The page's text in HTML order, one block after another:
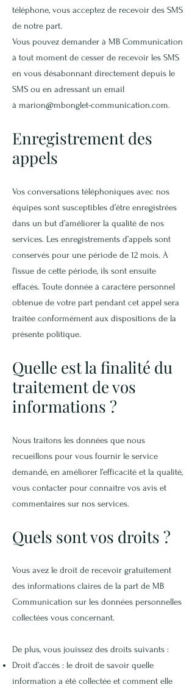
téléphone, vous acceptez de recevoir des SMS
de notre part.
Vous pouvez demander à MB Communication
à tout moment de cesser de recevoir les SMS
en vous désabonnant directement depuis le
SMS ou en adressant un email
à marion@mbonglet-communication.com.
Enregistrement des
appels
Vos conversations téléphoniques avec nos
équipes sont susceptibles d’être enregistrées
dans un but d’améliorer la qualité de nos
services. Les enregistrements d’appels sont
conservés pour une période de 12 mois. À
l’issue de cette période, ils sont ensuite
effacés. Toute donnée à caractère personnel
obtenue de votre part pendant cet appel sera
traitée conformément aux dispositions de la
présente politique.
Quelle est la finalité du
traitement de vos
informations ?
Nous traitons les données que nous
recueillons pour vous fournir le service
demandé, en améliorer l’efficacité et la qualité,
vous contacter pour connaître vos avis et
commentaires sur nos services.
Quels sont vos droits ?
Vous avez le droit de recevoir gratuitement
des informations claires de la part de MB
Communication sur les données personnelles
collectées vous concernant.
De plus, vous jouissez des droits suivants :
Droit d’accès : le droit de savoir quelle
information a été collectée et comment elle